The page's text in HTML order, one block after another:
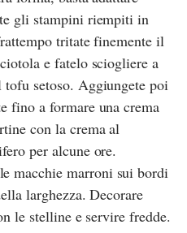
gli stampini riempiti in
tritate finemente il
e fatelo sciogliere a
setoso. Aggiungete poi
fino a formare una crema
con la crema al
per alcune ore.
macchie marroni sui bordi
larghezza. Decorare
le stelline e servire fredde.